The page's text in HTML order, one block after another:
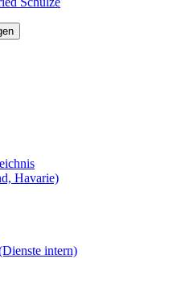
Havarie)
intern)